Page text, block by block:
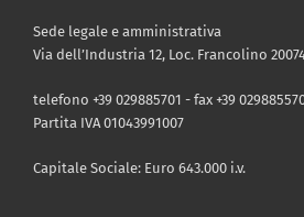
Sede legale e amministrativa
Via dell’Industria 12, Loc. Francolino
telefono +39 029885701 - fax +39
Partita IVA 01043991007
Capitale Sociale: Euro 643.000 i.v.